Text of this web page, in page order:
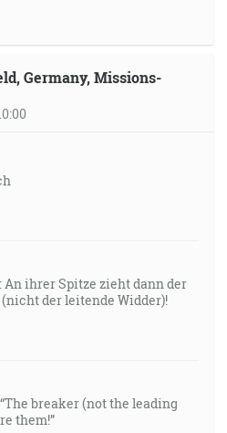
Germany, Missions-
An ihrer Spitze zieht dann der
der leitende Widder)!
breaker (not the leading
them!”